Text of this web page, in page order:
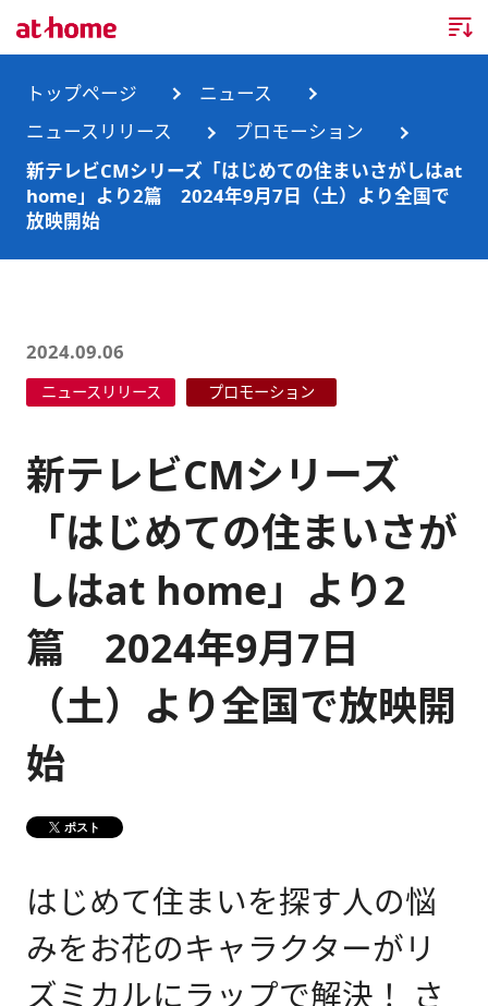
トップページ
企業情報
企業情報TOP
サステナビリティ
健康経営
DX戦略
CM・動画紹介
ニュース
ニュースTOP
ランキング
メディア掲載情報
事業内容
不動産業務支援サービス
新卒採用情報
障がい者採用情報
お問合せ
トップページ
ニュース
ニュースリリース
プロモーション
新テレビCMシリーズ「はじめての住まいさがしはat
home」より2篇 2024年9月7日（土）より全国で
放映開始
2024.09.06
ニュースリリース プロモーション
新テレビCMシリーズ
「はじめての住まいさが
しはat home」より2
篇 2024年9月7日
（土）より全国で放映開
始
ポスト
はじめて住まいを探す人の悩
みをお花のキャラクターがリ
ズミカルにラップで解決！ さ